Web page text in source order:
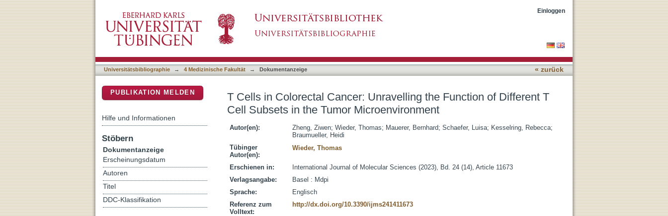
T Cells in Colorectal Cancer: Unravelling the Function of Different T Cell Subsets in the Tumor
Microenvironment
Einloggen
Universitätsbibliographie → 4 Medizinische Fakultät → Dokumentanzeige « zurück
T Cells in Colorectal Cancer: Unravelling the Function of Different T
Cell Subsets in the Tumor Microenvironment
Autor(en): Zheng, Ziwen; Wieder, Thomas; Mauerer, Bernhard; Schaefer, Luisa; Kesselring, Rebecca;
Braumueller, Heidi
Tübinger
Autor(en):
Wieder, Thomas
Erschienen in:
International Journal of Molecular Sciences (2023), Bd. 24 (14), Article 11673
Verlagsangabe:
Basel : Mdpi
Sprache:
Englisch
Referenz zum
Volltext:
http://dx.doi.org/10.3390/ijms241411673
PUBLIKATION MELDEN
Hilfe und Informationen
Stöbern
Dokumentanzeige
Erscheinungsdatum
Autoren
Titel
DDC-Klassifikation